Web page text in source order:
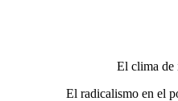
El clima de
El radicalismo en el